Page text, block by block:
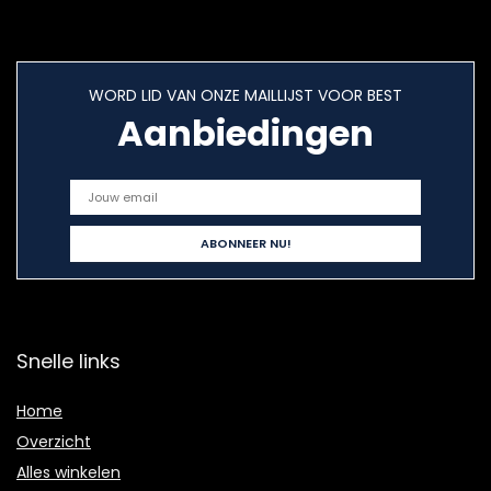
WORD LID VAN ONZE MAILLIJST VOOR BEST
Aanbiedingen
Snelle links
Home
Overzicht
Alles winkelen